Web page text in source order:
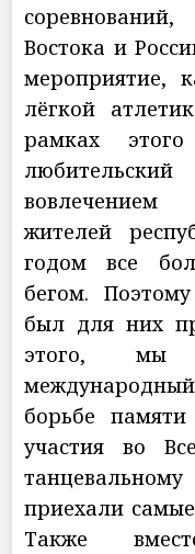
Востока и
мероприятие,
лёгкой
рамках этого
вовлечением
жителей
годом все
бегом.
был для них
этого, мы
борьбе
участия во
приехали
Также